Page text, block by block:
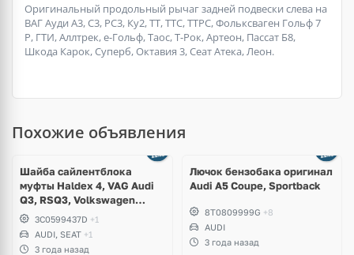
Оригинальный продольный рычаг задней подвески слева на
ВАГ Ауди А3, С3, РС3, Ку2, ТТ, ТТС, ТТРС, Фольксваген Гольф 7
Р, ГТИ, Аллтрек, е-Гольф, Таос, Т-Рок, Артеон, Пассат Б8,
Шкода Карок, Суперб, Октавия 3, Сеат Атека, Леон.
Похожие объявления
Шайба сайлентблока
муфты Haldex 4, VAG Audi
Q3, RSQ3, Volkswagen
Tiguan, Passat B6, B7, CC,
Sharan, Seat Alhambra
3C0599437D +1
AUDI, SEAT +1
3 года назад
Лючок бензобака оригинал
Audi A5 Coupe, Sportback
8T0809999G +8
AUDI
3 года назад